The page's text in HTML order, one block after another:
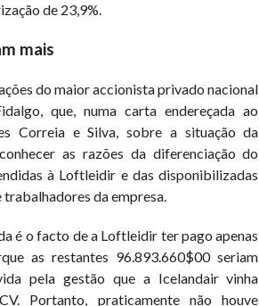
de 23,9%.
mais
do maior accionista privado nacional
que, numa carta endereçada ao
Correia e Silva, sobre a situação da
as razões da diferenciação do
à Loftleidir e das disponibilizadas
trabalhadores da empresa.
é o facto de a Loftleidir ter pago apenas
as restantes 96.893.660$00 seriam
pela gestão que a Icelandair vinha
Portanto, praticamente não houve